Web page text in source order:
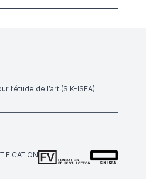
l’étude de l’art (SIK-ISEA)